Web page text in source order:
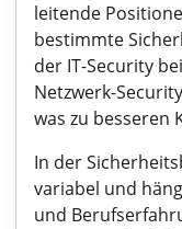
leitende
bestimmte
der IT-Security
Netzwerk-
was zu besseren
In der
variabel und
und